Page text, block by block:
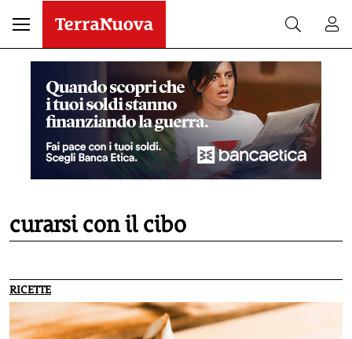
curarsi con il cibo
RICETTE